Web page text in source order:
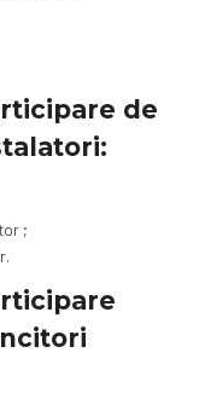
de
;